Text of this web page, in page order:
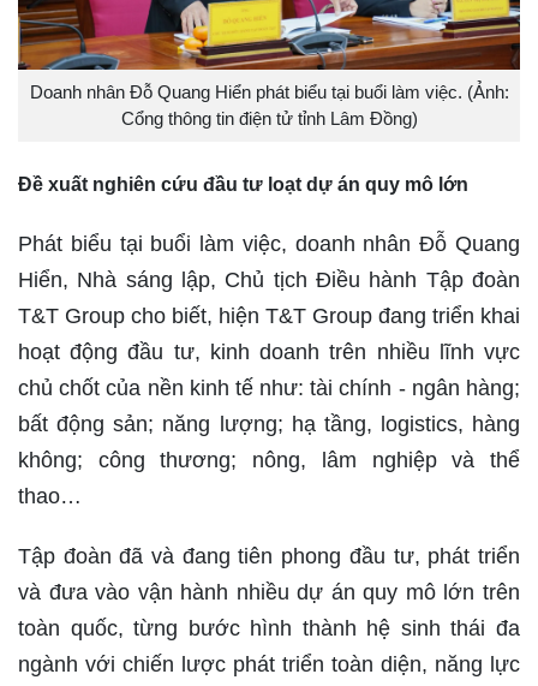
Doanh nhân Đỗ Quang Hiển phát biểu tại buổi làm việc. (Ảnh:
Cổng thông tin điện tử tỉnh Lâm Đồng)
Đề xuất nghiên cứu đầu tư loạt dự án quy mô lớn
Phát biểu tại buổi làm việc, doanh nhân Đỗ Quang
Hiển, Nhà sáng lập, Chủ tịch Điều hành Tập đoàn
T&T Group cho biết, hiện T&T Group đang triển khai
hoạt động đầu tư, kinh doanh trên nhiều lĩnh vực
chủ chốt của nền kinh tế như: tài chính - ngân hàng;
bất động sản; năng lượng; hạ tầng, logistics, hàng
không; công thương; nông, lâm nghiệp và thể
thao…
Tập đoàn đã và đang tiên phong đầu tư, phát triển
và đưa vào vận hành nhiều dự án quy mô lớn trên
toàn quốc, từng bước hình thành hệ sinh thái đa
ngành với chiến lược phát triển toàn diện, năng lực